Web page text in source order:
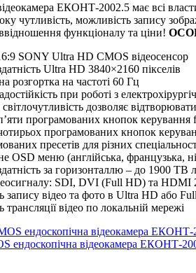
ЕКОНТ-2002.5 має всі
чутливість, можливість запису
функціоналу та ціни!
SONY Ultra HD CMOS відеосенсор
Ultra HD 3840×2160 пікселів
розгортка на частоті 60 Гц
при роботі з
дозволяє
програмованих кнопок
програмованих кнопок
пресетів для різних
OSD меню (англійська, французька,
за горизонталлю – до 1900 TВ
SDI, DVI (Full HD) та HDMI
запису відео та фото в Ultra HD або
трансляції відео по локальній мережі
ендоскопічна відеокамера ЕКОНТ-